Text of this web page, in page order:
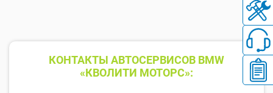
КОНТАКТЫ АВТОСЕРВИСОВ BMW
«КВОЛИТИ МОТОРС»: